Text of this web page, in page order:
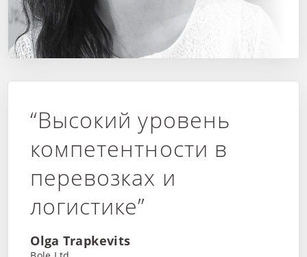
“Высокий уровень
компетентности в
перевозках и
логистике”
Olga Trapkevits